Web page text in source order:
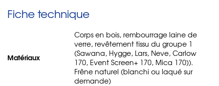
Fiche technique
Matériaux
Corps en bois, rembourrage laine de
verre, revêtement tissu du groupe 1
(Sawana, Hygge, Lars, Neve, Carlow
170, Event Screen+ 170, Mica 170)).
Frêne naturel (blanchi ou laqué sur
demande)